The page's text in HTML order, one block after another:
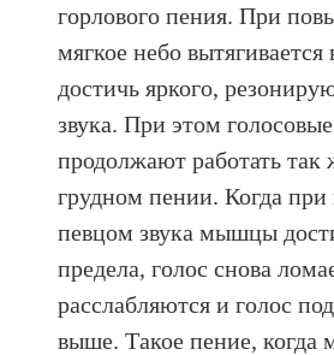
горлового пения. При
мягкое небо
достичь яркого,
звука. При этом
продолжают работать так
грудном пении. Когда
певцом звука мышцы
предела, голос снова
расслабляются и голос
выше. Такое пение,